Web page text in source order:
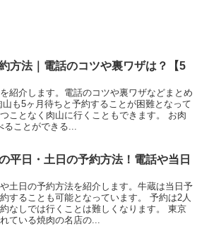
方法｜電話のコツや裏ワザは？【5
紹介します。電話のコツや裏ワザなどまとめ
も5ヶ月待ちと予約することが困難となって
ことなく肉山に行くこともできます。 お肉
ことができる...
平日・土日の予約方法！電話や当日
土日の予約方法を紹介します。牛蔵は当日予
することも可能となっています。 予約は2人
なしでは行くことは難しくなります。 東京
ている焼肉の名店の...